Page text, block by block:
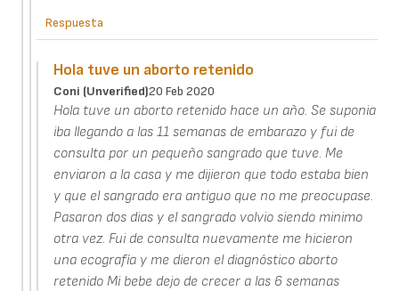
Respuesta
Hola tuve un aborto retenido
Coni (unverified)20 Feb 2020
Hola tuve un aborto retenido hace un año. Se suponia
iba llegando a las 11 semanas de embarazo y fui de
consulta por un pequeño sangrado que tuve. Me
enviaron a la casa y me dijieron que todo estaba bien
y que el sangrado era antiguo que no me preocupase.
Pasaron dos dias y el sangrado volvio siendo minimo
otra vez. Fui de consulta nuevamente me hicieron
una ecografía y me dieron el diagnóstico aborto
retenido Mi bebe dejo de crecer a las 6 semanas